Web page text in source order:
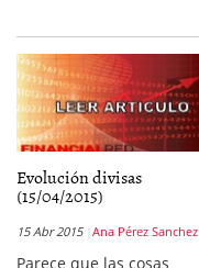
Evolución divisas
(15/04/2015)
15 Abr 2015 Ana Pérez Sanchez
Parece que las cosas